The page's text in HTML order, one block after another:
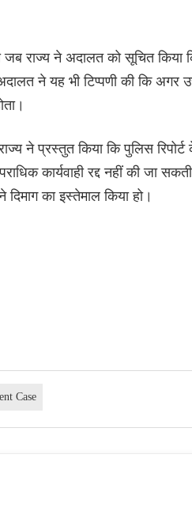
राज्य ने अदालत को सूचित किया
ने यह भी टिप्पणी की कि अगर
ने प्रस्तुत किया कि पुलिस
कार्यवाही रद्द नहीं की जा
का इस्तेमाल किया हो।
Case